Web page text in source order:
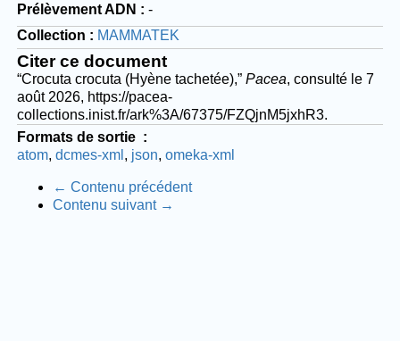
Prélèvement ADN
-
Collection
MAMMATEK
Citer ce document
“Crocuta crocuta (Hyène tachetée),” Pacea, consulté le 7
août 2026, https://pacea-
collections.inist.fr/ark%3A/67375/FZQjnM5jxhR3.
Formats de sortie
atom dcmes-xml json omeka-xml
← Contenu précédent
Contenu suivant →